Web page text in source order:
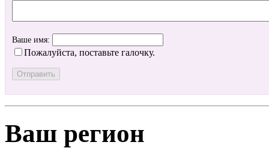
Ваше имя:
Пожалуйста, поставьте галочку.
Ваш регион